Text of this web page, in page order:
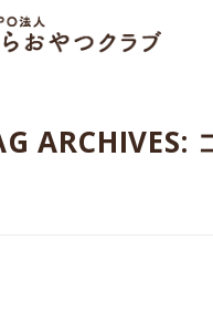
おて
ARCHIVES: